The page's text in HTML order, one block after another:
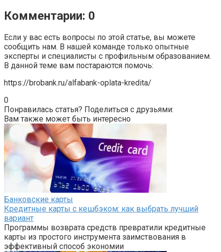
Комментарии: 0
Если у вас есть вопросы по этой статье, вы можете
сообщить нам. В нашей команде только опытные
эксперты и специалисты с профильным образованием.
В данной теме вам постараются помочь:
https://brobank.ru/alfabank-oplata-kredita/
0
Понравилась статья? Поделиться с друзьями:
Вам также может быть интересно
Банковские карты
Кредитные карты с кешбэком: как выбрать лучший
вариант
Программы возврата средств превратили кредитные
карты из простого инструмента заимствования в
эффективный способ экономии